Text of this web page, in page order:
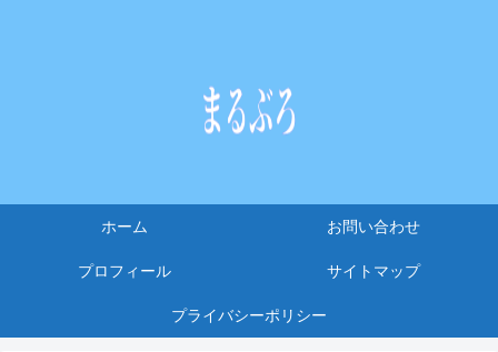
ホーム お問い合わせ
プロフィール サイトマップ
プライバシーポリシー